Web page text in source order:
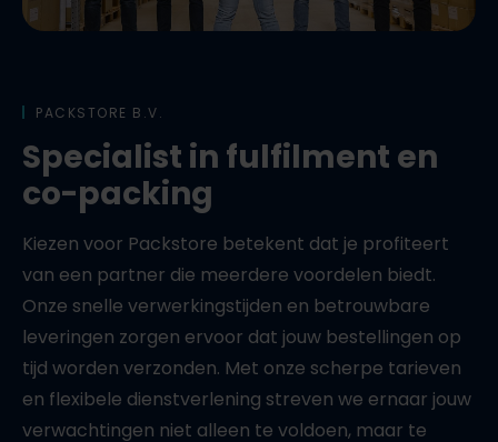
PACKSTORE B.V.
Specialist in fulfilment en
co-packing
Kiezen voor Packstore betekent dat je profiteert
van een partner die meerdere voordelen biedt.
Onze snelle verwerkingstijden en betrouwbare
leveringen zorgen ervoor dat jouw bestellingen op
tijd worden verzonden. Met onze scherpe tarieven
en flexibele dienstverlening streven we ernaar jouw
verwachtingen niet alleen te voldoen, maar te